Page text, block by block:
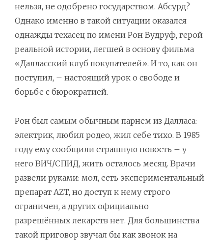
нельзя, не одобрено государством. Абсурд?
Однако именно в такой ситуации оказался
однажды техасец по имени Рон Вудруф, герой
реальной истории, легшей в основу фильма
«Далласский клуб покупателей». И то, как он
поступил, – настоящий урок о свободе и
борьбе с бюрократией.
Рон был самым обычным парнем из Далласа:
электрик, любил родео, жил себе тихо. В 1985
году ему сообщили страшную новость – у
него ВИЧ/СПИД, жить осталось месяц. Врачи
развели руками: мол, есть экспериментальный
препарат AZT, но доступ к нему строго
ограничен, а других официально
разрешённых лекарств нет. Для большинства
такой приговор звучал бы как звонок на